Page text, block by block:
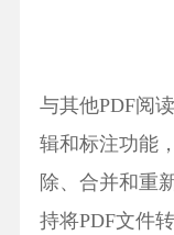
与其他PDF阅
辑和标注功能
除、合并和重
持将PDF文件